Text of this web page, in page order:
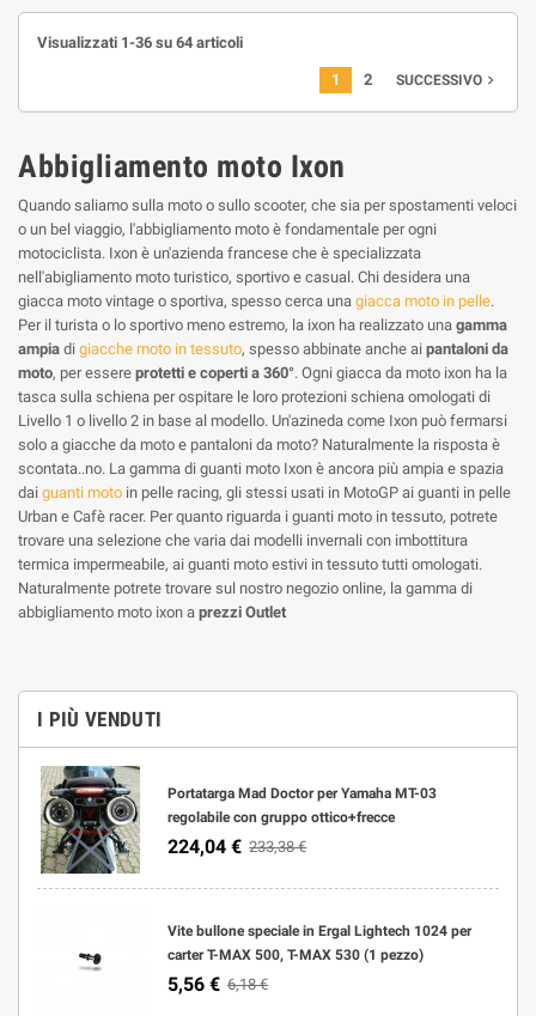
I PIÙ VENDUTI
Portatarga Mad Doctor per Yamaha MT-03
regolabile con gruppo ottico+frecce
224,04 € 233,38 €
Vite bullone speciale in Ergal Lightech 1024 per
carter T-MAX 500, T-MAX 530 (1 pezzo)
5,56 € 6,18 €
Visualizzati 1-36 su 64 articoli
1 2 SUCCESSIVO navigate_next
Abbigliamento moto Ixon
Quando saliamo sulla moto o sullo scooter, che sia per spostamenti veloci
o un bel viaggio, l'abbigliamento moto è fondamentale per ogni
motociclista. Ixon è un'azienda francese che è specializzata
nell'abigliamento moto turistico, sportivo e casual. Chi desidera una
giacca moto vintage o sportiva, spesso cerca una giacca moto in pelle.
Per il turista o lo sportivo meno estremo, la ixon ha realizzato una gamma
ampia di giacche moto in tessuto, spesso abbinate anche ai pantaloni da
moto, per essere protetti e coperti a 360°. Ogni giacca da moto ixon ha la
tasca sulla schiena per ospitare le loro protezioni schiena omologati di
Livello 1 o livello 2 in base al modello. Un'azineda come Ixon può fermarsi
solo a giacche da moto e pantaloni da moto? Naturalmente la risposta è
scontata..no. La gamma di guanti moto Ixon è ancora più ampia e spazia
dai guanti moto in pelle racing, gli stessi usati in MotoGP ai guanti in pelle
Urban e Cafè racer. Per quanto riguarda i guanti moto in tessuto, potrete
trovare una selezione che varia dai modelli invernali con imbottitura
termica impermeabile, ai guanti moto estivi in tessuto tutti omologati.
Naturalmente potrete trovare sul nostro negozio online, la gamma di
abbigliamento moto ixon a prezzi Outlet